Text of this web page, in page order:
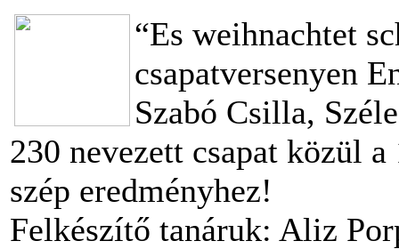
“Es weihnachtet
csapatversenyen
Szabó Csilla,
230 nevezett csapat közül
szép eredményhez!
Felkészítő tanáruk: Aliz